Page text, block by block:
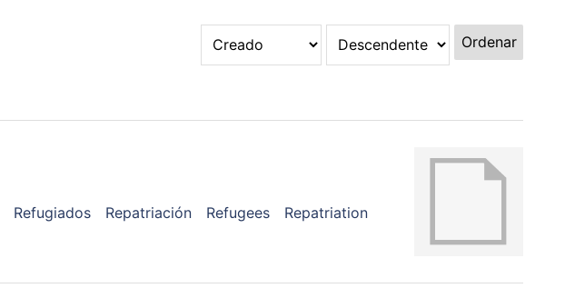
Ordenar
Refugiados Repatriación Refugees Repatriation